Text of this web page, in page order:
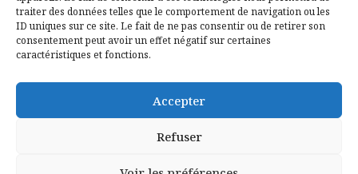
traiter des données telles que le comportement de navigation ou les
ID uniques sur ce site. Le fait de ne pas consentir ou de retirer son
consentement peut avoir un effet négatif sur certaines
caractéristiques et fonctions.
Accepter
Refuser
Mentions légales